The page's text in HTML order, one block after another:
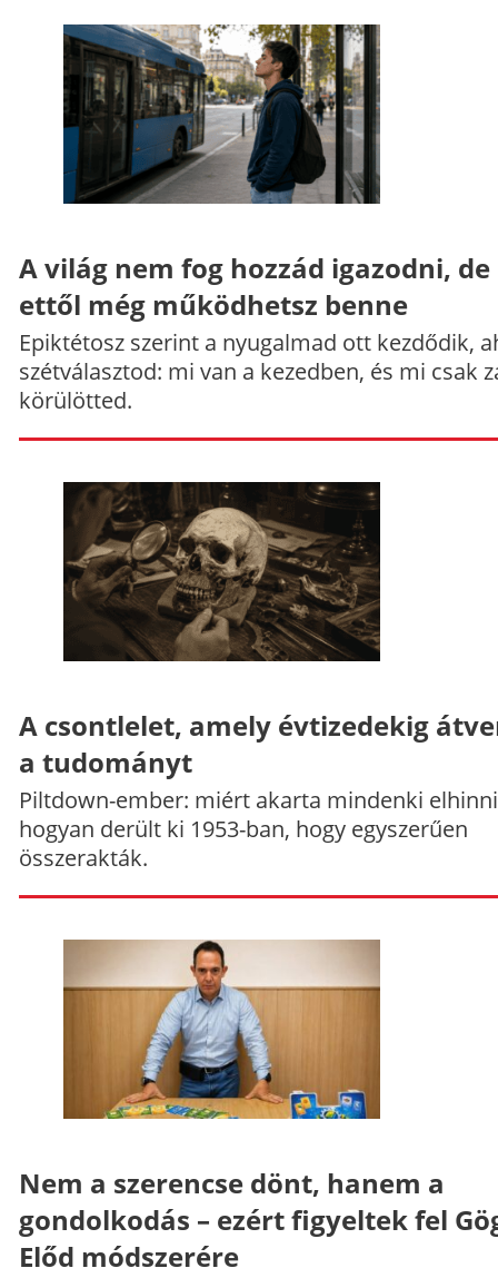
A világ nem fog hozzád igazodni, de
ettől még működhetsz benne
Epiktétosz szerint a nyugalmad ott kezdődik,
szétválasztod: mi van a kezedben, és mi csak
körülötted.
A csontlelet, amely évtizedekig
a tudományt
Piltdown-ember: miért akarta mindenki
hogyan derült ki 1953-ban, hogy egyszerűen
összerakták.
Nem a szerencse dönt, hanem a
gondolkodás – ezért figyeltek fel
Előd módszerére